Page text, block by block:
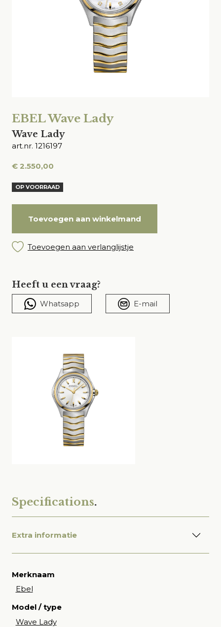
EBEL Wave Lady
Wave Lady
art.nr. 1216197
€ 2.550,00
OP VOORRAAD
Toevoegen aan winkelmand
Toevoegen aan verlanglijstje
Heeft u een vraag?
Whatsapp E-mail
Specifications.
Extra informatie
Merknaam
Ebel
Model / type
Wave Lady